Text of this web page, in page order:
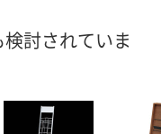
討されていま